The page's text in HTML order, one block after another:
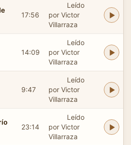
17:56
Leído
por Victor
Villarraza
14:09
Leído
por Victor
Villarraza
9:47
Leído
por Victor
Villarraza
23:14
Leído
por Victor
Villarraza